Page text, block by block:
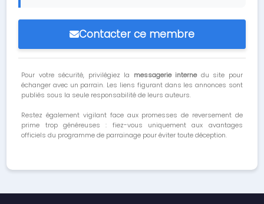
Contacter ce membre
Pour votre sécurité, privilégiez la messagerie internedu site pour
échanger avec un parrain. Les liens figurant dans les annonces sont
publiés sous la seule responsabilité de leurs auteurs.
Restez également vigilant face aux promesses de reversement de
prime trop généreuses : fiez-vous uniquement aux avantages
officiels du programme de parrainage pour éviter toute déception.